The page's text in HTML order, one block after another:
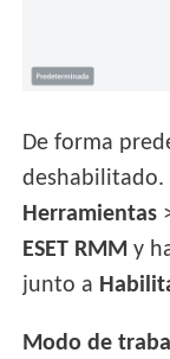
De forma
deshabilitado.
Herramientas
ESET RMM y
junto a
Modo de